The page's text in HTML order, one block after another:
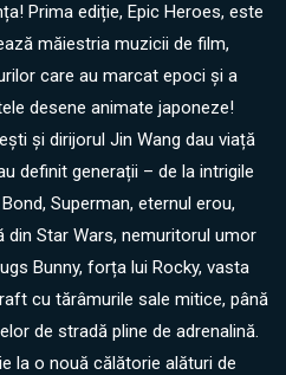
Prima ediție, Epic Heroes, este
măiestria muzicii de film,
care au marcat epoci și a
desene animate japoneze!
și dirijorul Jin Wang dau viață
definit generații – de la intrigile
Superman, eternul erou,
Star Wars, nemuritorul umor
Bunny, forța lui Rocky, vasta
cu tărâmurile sale mitice, până
de stradă pline de adrenalină.
la o nouă călătorie alături de